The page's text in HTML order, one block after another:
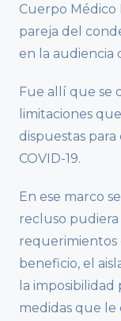
Cuerpo Médico
pareja del
en la audiencia
Fue allí que se
limitaciones
dispuestas
COVID-19.
En ese marco
recluso
requerimientos
beneficio, el
la
medidas que